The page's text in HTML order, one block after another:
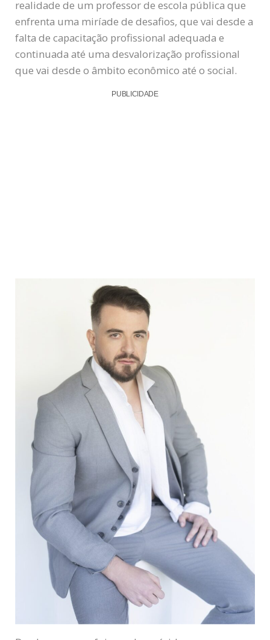
realidade de um professor de escola pública que
enfrenta uma miríade de desafios, que vai desde a
falta de capacitação profissional adequada e
continuada até uma desvalorização profissional
que vai desde o âmbito econômico até o social.
PUBLICIDADE